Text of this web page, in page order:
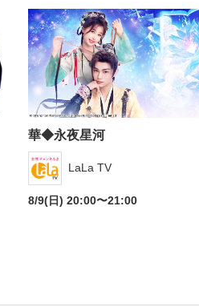
華◆永夜星河
LaLa TV
8/9(日) 20:00〜21:00